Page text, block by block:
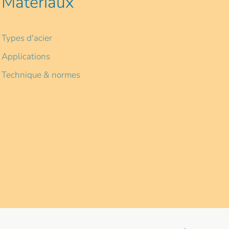
Types d'acier
Applications
Technique & normes